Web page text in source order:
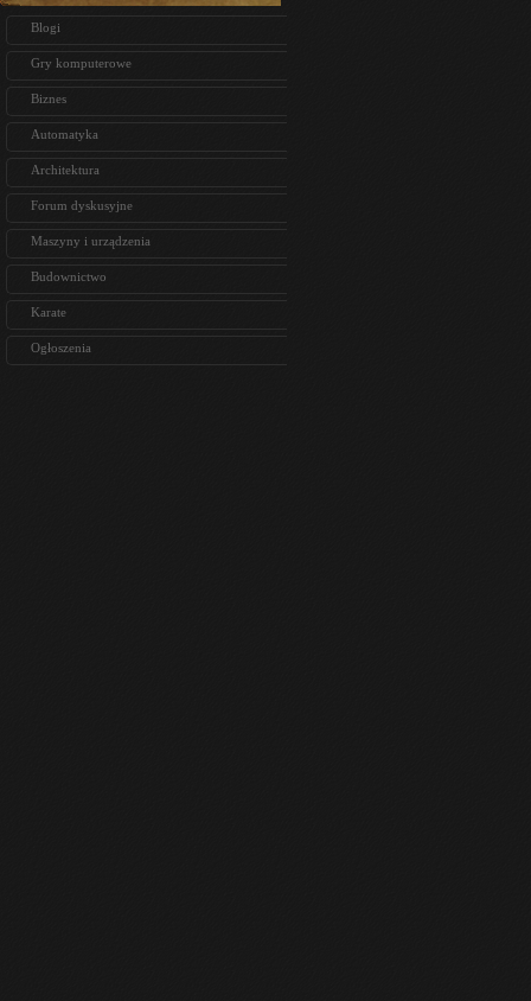
Blogi
Gry komputerowe
Biznes
Automatyka
Architektura
Forum dyskusyjne
Maszyny i urządzenia
Budownictwo
Karate
Ogłoszenia